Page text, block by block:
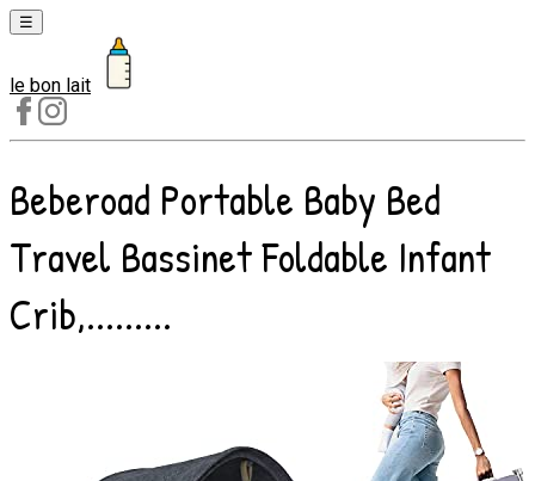
☰
Laits
1er
âge
Laits
2e
âge
Laits
de
le bon lait
Beberoad Portable Baby Bed
Travel Bassinet Foldable Infant
Crib,.........